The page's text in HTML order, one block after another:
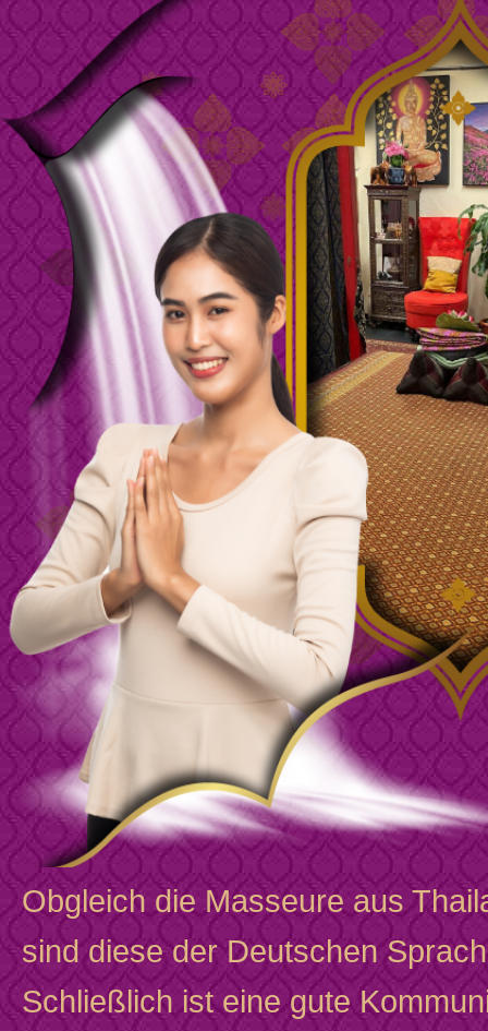
Obgleich die Masseure aus
sind diese der Deutschen
Schließlich ist eine gute